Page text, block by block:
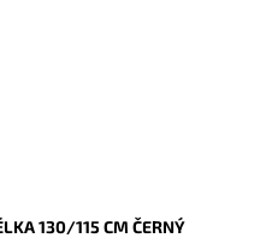
130/115 CM ČERNÝ